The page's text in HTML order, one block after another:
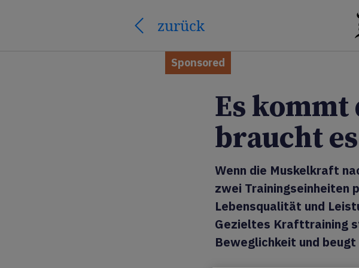
zurück
Sponsored
Es kommt
braucht
Wenn die Muskelkraft
zwei Trainingseinheiten
Lebensqualität und
Gezieltes Krafttraining
Beweglichkeit und